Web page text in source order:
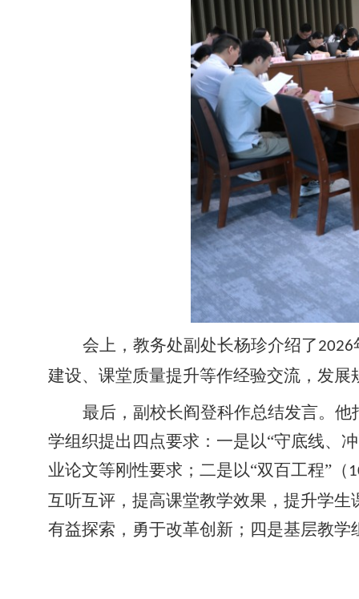
会上，教务处副处长杨珍介绍了2026
建设、课堂质量提升等作经验交流 ， 发展
最后，副校长阎登科作总结发言。他
学组织提出四点要求：一是以“守底线、
业论文等刚性要求； 二是以“双百工程” （
互听互评， 提高课堂教学效果， 提升学生
有益探索，勇于改革创新 ； 四是基层教学